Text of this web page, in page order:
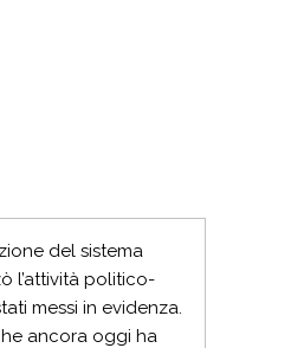
del sistema
l’attività politico-
messi in evidenza.
ancora oggi ha